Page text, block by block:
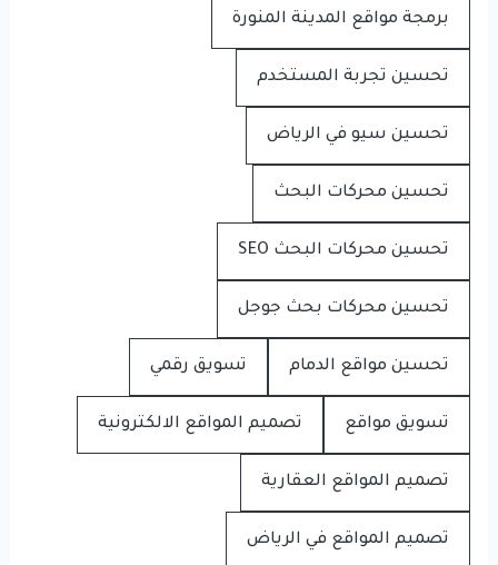
برمجة مواقع المدينة المنورة
تحسين تجربة المستخدم
تحسين سيو في الرياض
تحسين محركات البحث
تحسين محركات البحث SEO
تحسين محركات بحث جوجل
تحسين مواقع الدمام تسويق رقمي
تسويق مواقع تصميم المواقع الالكترونية
تصميم المواقع العقارية
تصميم المواقع في الرياض